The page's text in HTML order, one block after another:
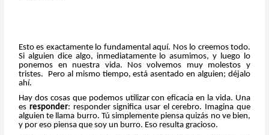
Esto es exactamente lo fundamental aquí. Nos lo creemos todo.
Si alguien dice algo, inmediatamente lo asumimos, y luego lo
ponemos en nuestra vida. Nos volvemos muy molestos y
tristes. Pero al mismo tiempo, está asentado en alguien; déjalo
ahí.
Hay dos cosas que podemos utilizar con eficacia en la vida. Una
es responder: responder significa usar el cerebro. Imagina que
alguien te llama burro. Tú simplemente piensa quizás no ve bien,
y por eso piensa que soy un burro. Eso resulta gracioso.